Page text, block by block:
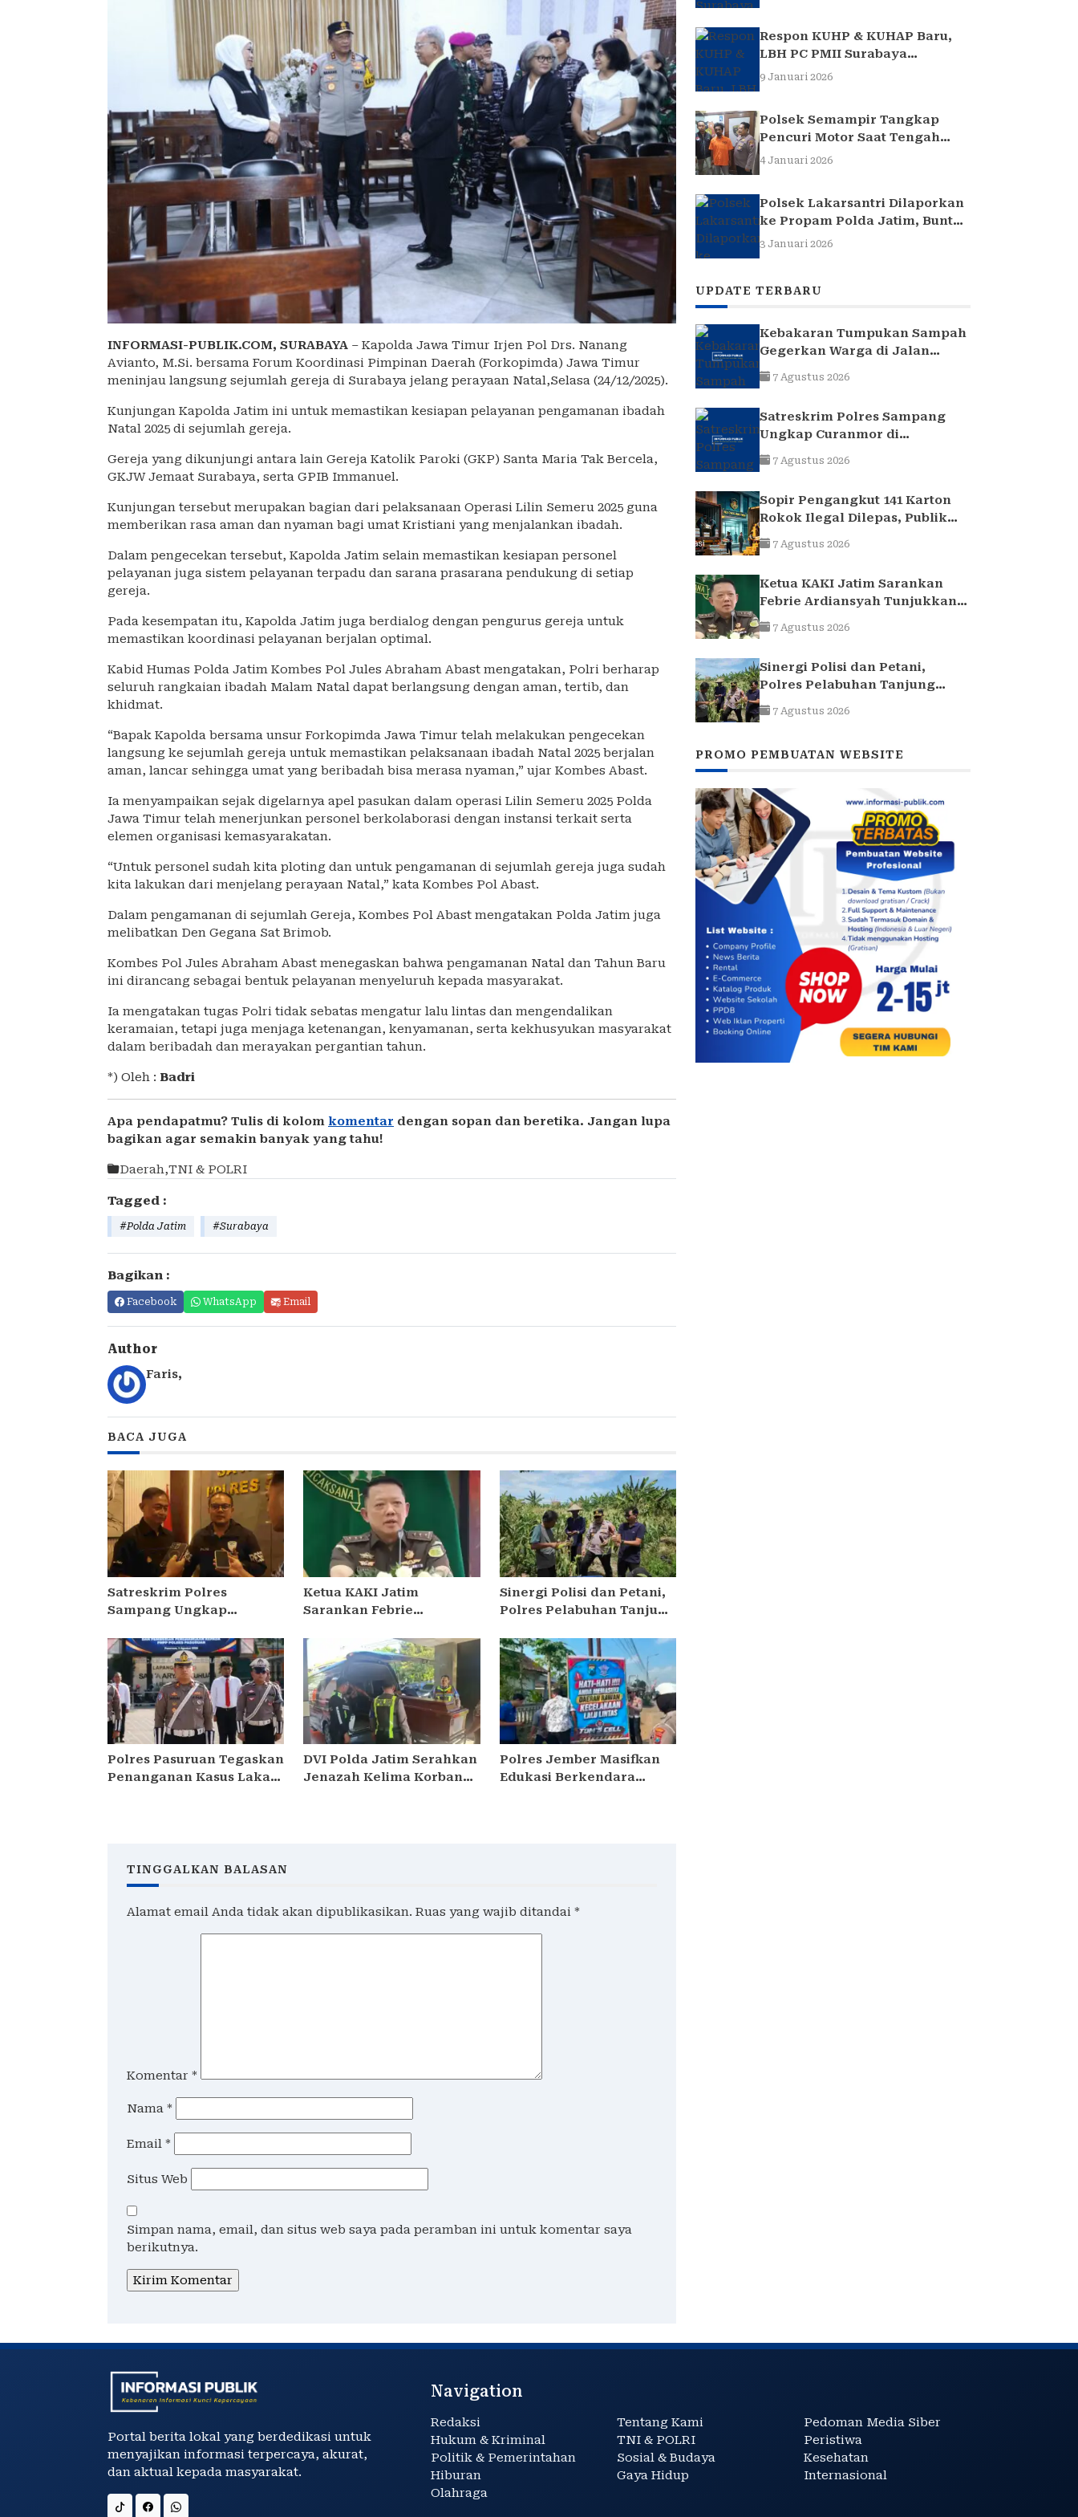
INFORMASI-PUBLIK.COM, SURABAYA – Kapolda Jawa Timur Irjen Pol Drs. Nanang
Avianto, M.Si. bersama Forum Koordinasi Pimpinan Daerah (Forkopimda) Jawa Timur
meninjau langsung sejumlah gereja di Surabaya jelang perayaan Natal,Selasa (24/12/2025).
Kunjungan Kapolda Jatim ini untuk memastikan kesiapan pelayanan pengamanan ibadah
Natal 2025 di sejumlah gereja.
Gereja yang dikunjungi antara lain Gereja Katolik Paroki (GKP) Santa Maria Tak Bercela,
GKJW Jemaat Surabaya, serta GPIB Immanuel.
Kunjungan tersebut merupakan bagian dari pelaksanaan Operasi Lilin Semeru 2025 guna
memberikan rasa aman dan nyaman bagi umat Kristiani yang menjalankan ibadah.
Dalam pengecekan tersebut, Kapolda Jatim selain memastikan kesiapan personel
pelayanan juga sistem pelayanan terpadu dan sarana prasarana pendukung di setiap
gereja.
Pada kesempatan itu, Kapolda Jatim juga berdialog dengan pengurus gereja untuk
memastikan koordinasi pelayanan berjalan optimal.
Kabid Humas Polda Jatim Kombes Pol Jules Abraham Abast mengatakan, Polri berharap
seluruh rangkaian ibadah Malam Natal dapat berlangsung dengan aman, tertib, dan
khidmat.
“Bapak Kapolda bersama unsur Forkopimda Jawa Timur telah melakukan pengecekan
langsung ke sejumlah gereja untuk memastikan pelaksanaan ibadah Natal 2025 berjalan
aman, lancar sehingga umat yang beribadah bisa merasa nyaman,” ujar Kombes Abast.
Ia menyampaikan sejak digelarnya apel pasukan dalam operasi Lilin Semeru 2025 Polda
Jawa Timur telah menerjunkan personel berkolaborasi dengan instansi terkait serta
elemen organisasi kemasyarakatan.
“Untuk personel sudah kita ploting dan untuk pengamanan di sejumlah gereja juga sudah
kita lakukan dari menjelang perayaan Natal,” kata Kombes Pol Abast.
Dalam pengamanan di sejumlah Gereja, Kombes Pol Abast mengatakan Polda Jatim juga
melibatkan Den Gegana Sat Brimob.
Kombes Pol Jules Abraham Abast menegaskan bahwa pengamanan Natal dan Tahun Baru
ini dirancang sebagai bentuk pelayanan menyeluruh kepada masyarakat.
Ia mengatakan tugas Polri tidak sebatas mengatur lalu lintas dan mengendalikan
keramaian, tetapi juga menjaga ketenangan, kenyamanan, serta kekhusyukan masyarakat
dalam beribadah dan merayakan pergantian tahun.
*) Oleh : Badri
Apa pendapatmu? Tulis di kolom komentar dengan sopan dan beretika. Jangan lupa
bagikan agar semakin banyak yang tahu!
Daerah,TNI & POLRI
Tagged :
#Polda Jatim #Surabaya
Bagikan :
Facebook WhatsApp Email
Author
Faris,
BACA JUGA
Satreskrim Polres
Sampang Ungkap
Kedungdung, Dua Pria
Diamankan
Ketua KAKI Jatim
Sarankan Febrie
Sikap dan Hormati Proses
Hukum, Bukan Ajukan
Praperadilan
Sinergi Polisi dan Petani,
Polres Pelabuhan Tanjung
Pulut Ketan Ungu
Polres Pasuruan Tegaskan
Penanganan Kasus Laka
DVI Polda Jatim Serahkan
Jenazah Kelima Korban
Polres Jember Masifkan
Edukasi Berkendara
TINGGALKAN BALASAN
Alamat email Anda tidak akan dipublikasikan. Ruas yang wajib ditandai *
Komentar *
Nama *
Email *
Situs Web
Simpan nama, email, dan situs web saya pada peramban ini untuk komentar saya
berikutnya.
Respon KUHP & KUHAP Baru,
LBH PC PMII Surabaya
Selenggarakan Sarasehan
9 Januari 2026
Polsek Semampir Tangkap
Pencuri Motor Saat Tengah
Jadi Amuk Massa
4 Januari 2026
Polsek Lakarsantri Dilaporkan
ke Propam Polda Jatim, Buntut
Kasus Nenek Elina
3 Januari 2026
UPDATE TERBARU
Kebakaran Tumpukan Sampah
Gegerkan Warga di Jalan
Platuk Donomulyo Surabaya
7 Agustus 2026
Satreskrim Polres Sampang
Ungkap Curanmor di
Kedungdung, Dua Pria
Diamankan
7 Agustus 2026
Sopir Pengangkut 141 Karton
Rokok Ilegal Dilepas, Publik
Sorot Dasar Hukum Bea Cukai
Juanda
7 Agustus 2026
Ketua KAKI Jatim Sarankan
Febrie Ardiansyah Tunjukkan
Sikap dan Hormati Proses
Hukum, Bukan Ajukan
7 Agustus 2026
Sinergi Polisi dan Petani,
Polres Pelabuhan Tanjung
Perak Panen Jagung Pulut
Ketan Ungu
7 Agustus 2026
PROMO PEMBUATAN WEBSITE
Portal berita lokal yang berdedikasi untuk
menyajikan informasi terpercaya, akurat,
dan aktual kepada masyarakat.
Navigation
Redaksi Tentang Kami
Pedoman Media Siber
Hukum & Kriminal
TNI & POLRI
Peristiwa
Politik & Pemerintahan
Sosial & Budaya
Kesehatan
Hiburan
Gaya Hidup
Internasional
Olahraga